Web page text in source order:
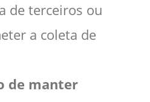
de terceiros ou
a coleta de
de manter